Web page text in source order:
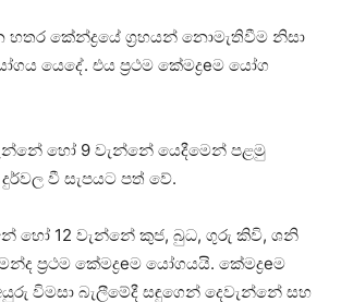
හතර කේන්ද්‍රයේ ග්‍රහයන් නොමැතිවීම නිසා
යෙදේ. එය ප්‍රථම කේමද්‍රeම යෝග
හෝ 9 වැන්නේ යෙදීමෙන් පළමු
වී සැපයට පත් වේ.
හෝ 12 වැන්නේ කුජ, බුධ, ගුරු කිවි, ශනි
ප්‍රථම කේමද්‍රeම යෝගයයි. කේමද්‍රeම
විමසා බැලීමේදී සඳුගෙන් දෙවැන්නේ සහ